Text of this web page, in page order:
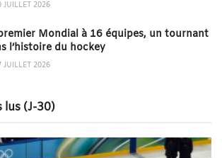
JUILLET 2026
Mondial à 16 équipes, un tournant
l’histoire du hockey
JUILLET 2026
lus (J-30)